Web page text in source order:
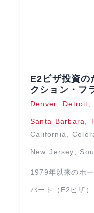
E2ビザ投資の
クション・フ
Denver Detroit
Santa Barbara
California
New Jersey
1979年以来のホ
パート（E2ビザ）